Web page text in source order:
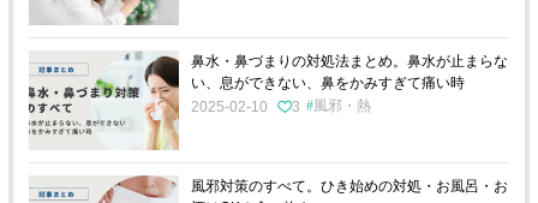
鼻水・鼻づまりの対処法まとめ。鼻水が止まらな
い、息ができない、鼻をかみすぎて痛い時
2025-02-10
3 風邪・熱
風邪対策のすべて。ひき始めの対処・お風呂・お